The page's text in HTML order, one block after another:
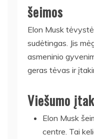
šeimos
Elon Musk
sudėtingas. Jis
asmeninio
geras tėvas ir
Viešumo
Elon Musk
centre. Tai